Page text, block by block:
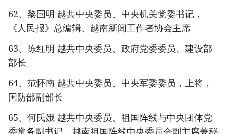
62、黎国明 越共中央委员、中央机关党委书记，
《人民报》总编辑、越南新闻工作者协会主席
63、陈红明 越共中央委员、政府党委委员、建设部
部长
64、范怀南 越共中央委员、中央军委委员，上将，
国防部副部长
65、何氏娥 越共中央委员、祖国阵线与中央团体党
委常务副书记，越南祖国阵线中央委员会副主席兼秘